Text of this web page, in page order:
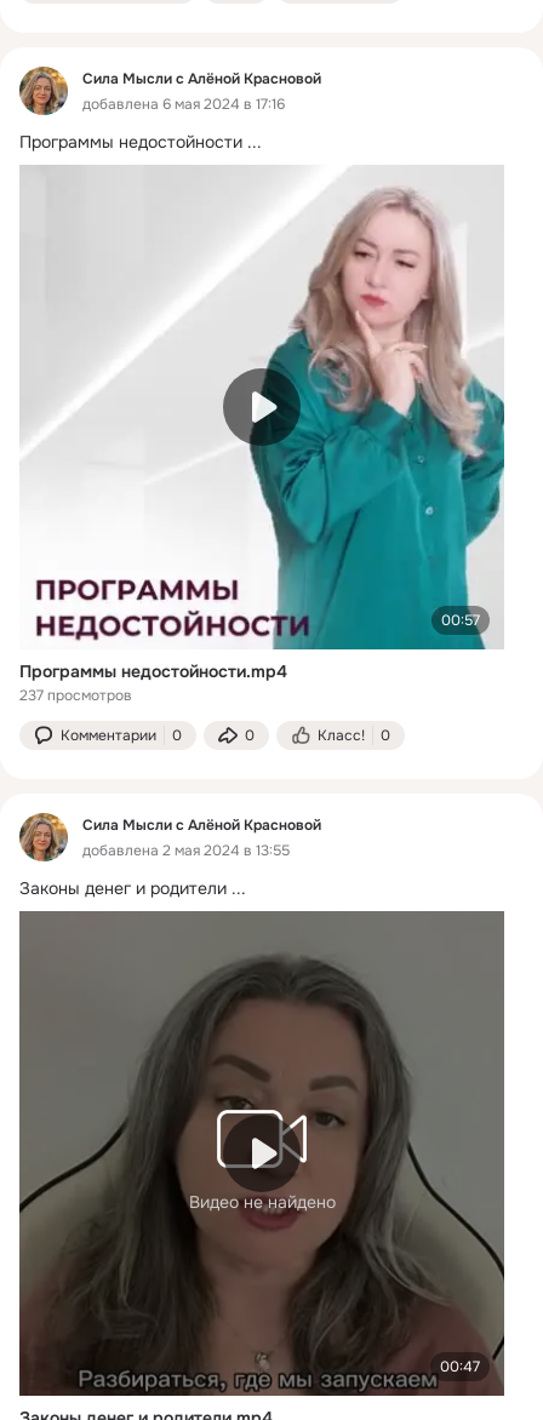
Сила Мысли с Алёной Красновой
добавлена 6 мая 2024 в 17:16
Программы недостойности ...
00:57
Программы недостойности.mp4
237 просмотров
Комментарии 0 0 Класс! 0
Сила Мысли с Алёной Красновой
добавлена 2 мая 2024 в 13:55
Законы денег и родители ...
00:47
Видео не найдено